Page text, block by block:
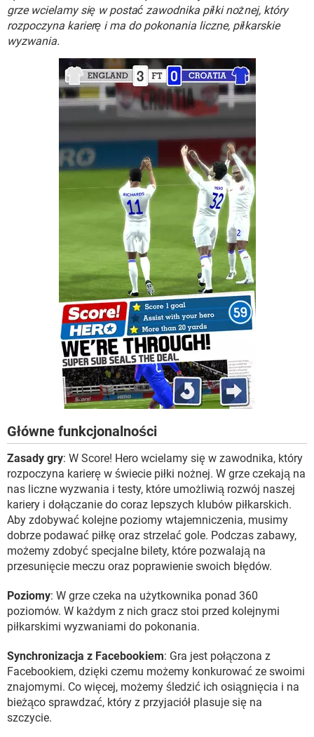
WINDOWS 10
grze wcielamy się w postać zawodnika piłki nożnej, który
rozpoczyna karierę i ma do pokonania liczne, piłkarskie
wyzwania.
Główne funkcjonalności
Zasady gry: W Score! Hero wcielamy się w zawodnika, który
rozpoczyna karierę w świecie piłki nożnej. W grze czekają na
nas liczne wyzwania i testy, które umożliwią rozwój naszej
kariery i dołączanie do coraz lepszych klubów piłkarskich.
Aby zdobywać kolejne poziomy wtajemniczenia, musimy
dobrze podawać piłkę oraz strzelać gole. Podczas zabawy,
możemy zdobyć specjalne bilety, które pozwalają na
przesunięcie meczu oraz poprawienie swoich błędów.
Poziomy: W grze czeka na użytkownika ponad 360
poziomów. W każdym z nich gracz stoi przed kolejnymi
piłkarskimi wyzwaniami do pokonania.
Synchronizacja z Facebookiem: Gra jest połączona z
Facebookiem, dzięki czemu możemy konkurować ze swoimi
znajomymi. Co więcej, możemy śledzić ich osiągnięcia i na
bieżąco sprawdzać, który z przyjaciół plasuje się na
szczycie.